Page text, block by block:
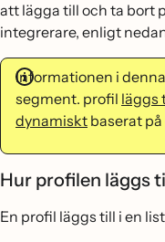
att lägga till och ta bort
integrerare, enligt
Informationen i
segment. profil läggs
dynamiskt baserat
Hur profilen läggs
En profil läggs till i en